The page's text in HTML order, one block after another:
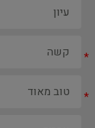
*
*